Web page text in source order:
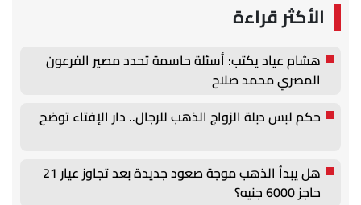
الأكثر قراءة
هشام عياد يكتب: أسئلة حاسمة تحدد مصير الفرعون
المصري محمد صلاح
حكم لبس دبلة الزواج الذهب للرجال.. دار الإفتاء توضح
هل يبدأ الذهب موجة صعود جديدة بعد تجاوز عيار 21
حاجز 6000 جنيه؟